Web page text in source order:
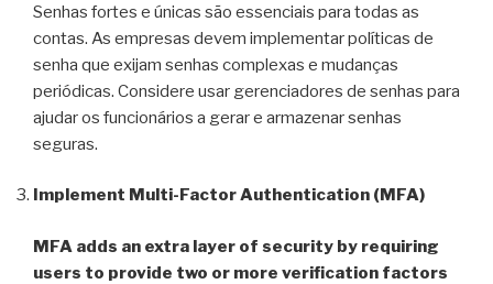
Senhas fortes e únicas são essenciais para todas as
contas. As empresas devem implementar políticas de
senha que exijam senhas complexas e mudanças
periódicas. Considere usar gerenciadores de senhas para
ajudar os funcionários a gerar e armazenar senhas
seguras.
Implement Multi-Factor Authentication (MFA)
MFA adds an extra layer of security by requiring
users to provide two or more verification factors